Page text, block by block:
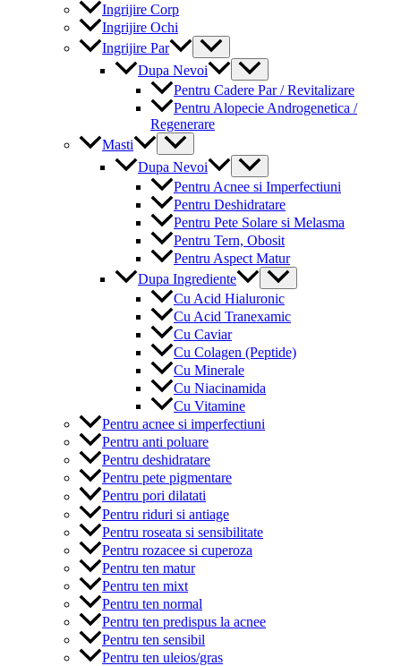
Ingrijire Corp
Ingrijire Ochi
Ingrijire Par
Menu
Toggle
Dupa Nevoi
Menu
Toggle
Pentru Cadere Par / Revitalizare
Pentru Alopecie Androgenetica /
Regenerare
Masti
Menu
Toggle
Dupa Nevoi
Menu
Toggle
Pentru Acnee si Imperfectiuni
Pentru Deshidratare
Pentru Pete Solare si Melasma
Pentru Tern, Obosit
Pentru Aspect Matur
Dupa Ingrediente
Menu
Toggle
Cu Acid Hialuronic
Cu Acid Tranexamic
Cu Caviar
Cu Colagen (Peptide)
Cu Minerale
Cu Niacinamida
Cu Vitamine
Pentru acnee si imperfectiuni
Pentru anti poluare
Pentru deshidratare
Pentru pete pigmentare
Pentru pori dilatati
Pentru riduri si antiage
Pentru roseata si sensibilitate
Pentru rozacee si cuperoza
Pentru ten matur
Pentru ten mixt
Pentru ten normal
Pentru ten predispus la acnee
Pentru ten sensibil
Pentru ten uleios/gras